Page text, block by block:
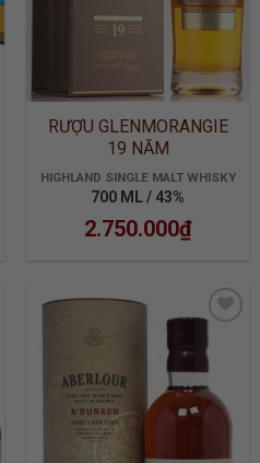
RƯỢU GLENMORANGIE
19 NĂM
HIGHLAND SINGLE MALT WHISKY
700 ML / 43%
2.750.000₫
ADD TO
WISHLIST